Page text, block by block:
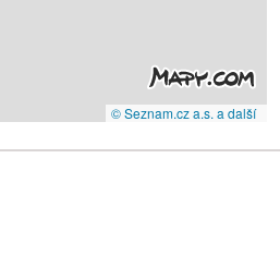
© Seznam.cz a.s. a další